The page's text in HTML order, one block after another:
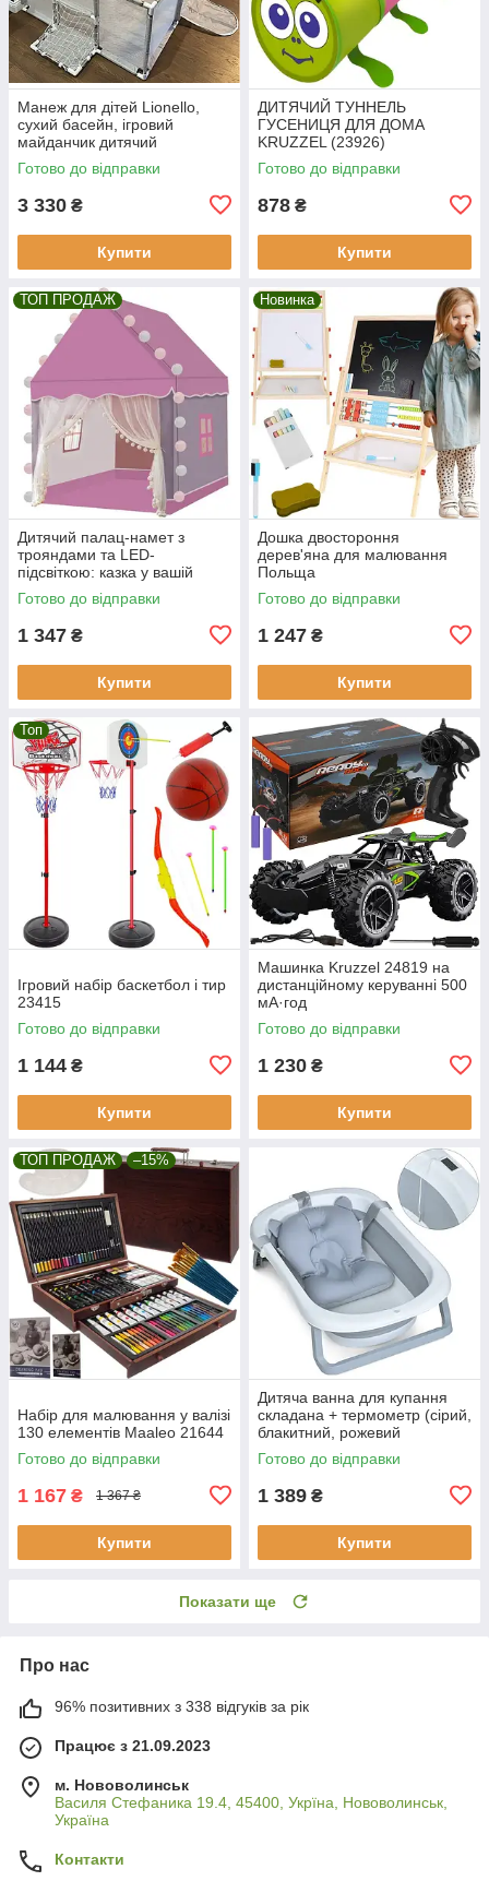
Манеж для дітей Lionello,
сухий басейн, ігровий
майданчик дитячий
майданчик
Готово до відправки
3 330 ₴
Купити
ДИТЯЧИЙ ТУННЕЛЬ
ГУСЕНИЦЯ ДЛЯ ДОМА
KRUZZEL (23926)
Готово до відправки
878 ₴
Купити
ТОП ПРОДАЖ
Дитячий палац-намет з
трояндами та LED-
підсвіткою: казка у вашій
кімнаті! Kruzzel
Готово до відправки
1 347 ₴
Купити
Новинка
Дошка двостороння
дерев'яна для малювання
Польща
Готово до відправки
1 247 ₴
Купити
Топ
Ігровий набір баскетбол і тир
23415
Готово до відправки
1 144 ₴
Купити
Машинка Kruzzel 24819 на
дистанційному керуванні 500
мА·год
Готово до відправки
1 230 ₴
Купити
ТОП ПРОДАЖ –15%
Набір для малювання у валізі
130 елементів Maaleo 21644
Готово до відправки
1 167 ₴ 1 367 ₴
Купити
Дитяча ванна для купання
складана + термометр (сірий,
блакитний, рожевий
кольори), переносна ванна
Готово до відправки
1 389 ₴
Купити
Показати ще
Про нас
96% позитивних з 338 відгуків за рік
Працює з 21.09.2023
м. Нововолинськ
Василя Стефаника 19.4, 45400, Укрїна, Нововолинськ,
Україна
Контакти